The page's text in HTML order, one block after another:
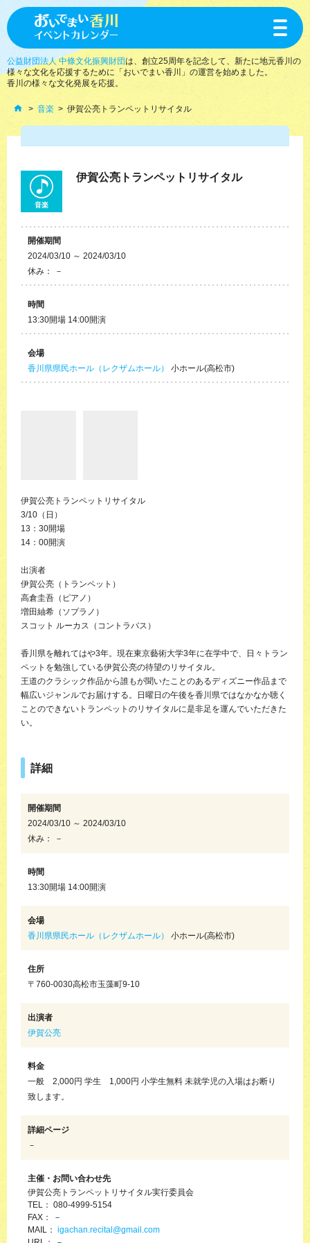
toggle
公益財団法人 中條文化振興財団は、創立25周年を記念して、新たに地元香川の
様々な文化を応援するために「おいでまい香川」の運営を始めました。
香川の様々な文化発展を応援。
音楽 伊賀公亮トランペットリサイタル
音楽
伊賀公亮トランペットリサイタル
開催期間
2024/03/10 ～ 2024/03/10
休み： －
時間
13:30開場 14:00開演
会場
香川県県民ホール（レクザムホール）
小ホール(高松市)
伊賀公亮トランペットリサイタル
3/10（日）
13：30開場
14：00開演
出演者
伊賀公亮（トランペット）
高倉圭吾（ピアノ）
増田紬希（ソプラノ）
スコット ルーカス（コントラバス）
香川県を離れてはや3年。現在東京藝術大学3年に在学中で、日々トラン
ペットを勉強している伊賀公亮の待望のリサイタル。
王道のクラシック作品から誰もが聞いたことのあるディズニー作品まで
幅広いジャンルでお届けする。日曜日の午後を香川県ではなかなか聴く
ことのできないトランペットのリサイタルに是非足を運んでいただきた
い。
詳細
開催期間
2024/03/10 ～ 2024/03/10
休み： －
時間
13:30開場 14:00開演
会場
香川県県民ホール（レクザムホール）
小ホール(高松市)
住所
〒760-0030高松市玉藻町9-10
出演者
伊賀公亮
料金
一般 2,000円 学生 1,000円 小学生無料 未就学児の入場はお断り
致します。
詳細ページ
－
主催・お問い合わせ先
伊賀公亮トランペットリサイタル実行委員会
TEL： 080-4999-5154
FAX： －
MAIL： igachan.recital@gmail.com